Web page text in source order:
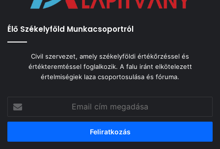
Élő Székelyföld Munkacsoportról
Civil szervezet, amely székelyföldi értékőrzéssel és
értékteremtéssel foglalkozik. A falu iránt elkötelezett
értelmiségiek laza csoportosulása és fóruma.
cím
megadása